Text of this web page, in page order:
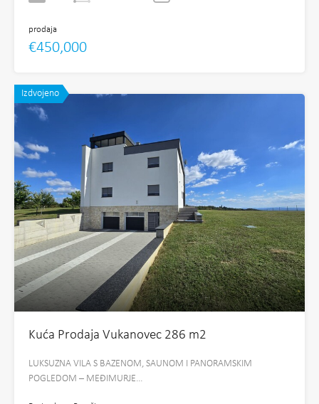
prodaja
€450,000
Izdvojeno
Kuća Prodaja Vukanovec 286 m2
LUKSUZNA VILA S BAZENOM, SAUNOM I PANORAMSKIM
POGLEDOM – MEĐIMURJE…